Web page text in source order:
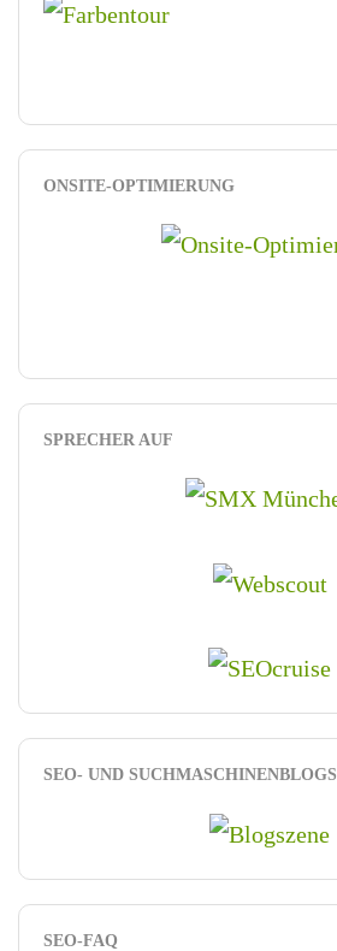
ONSITE-OPTIMIERUNG
SPRECHER AUF
SEO- UND SUCHMASCHINENBLOGS
SEO-FAQ